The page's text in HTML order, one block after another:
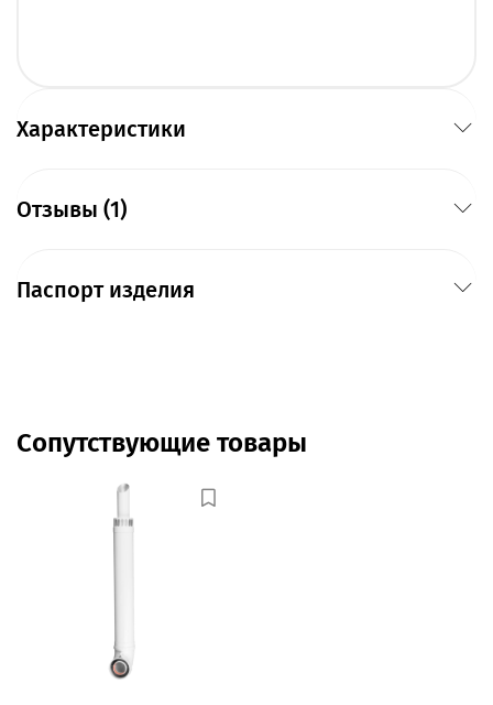
Характеристики
Отзывы (1)
Паспорт изделия
Сопутствующие товары